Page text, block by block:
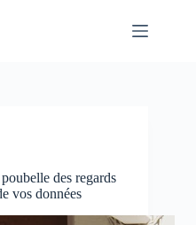
des regards
vos données